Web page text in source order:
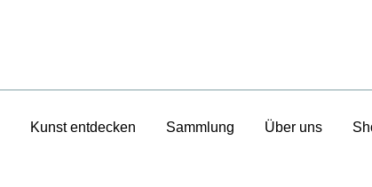
Kunst entdecken Sammlung Über uns